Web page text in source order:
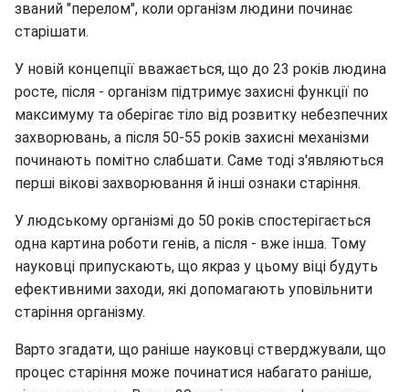
званий "перелом", коли організм людини починає
старішати.
У новій концепції вважається, що до 23 років людина
росте, після - організм підтримує захисні функції по
максимуму та оберігає тіло від розвитку небезпечних
захворювань, а після 50-55 років захисні механізми
починають помітно слабшати. Саме тоді з'являються
перші вікові захворювання й інші ознаки старіння.
У людському організмі до 50 років спостерігається
одна картина роботи генів, а після - вже інша. Тому
науковці припускають, що якраз у цьому віці будуть
ефективними заходи, які допомагають уповільнити
старіння організму.
Варто згадати, що раніше науковці стверджували, що
процес старіння може починатися набагато раніше,